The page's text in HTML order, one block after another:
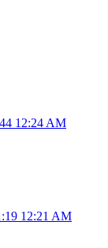
12:24 AM
12:21 AM